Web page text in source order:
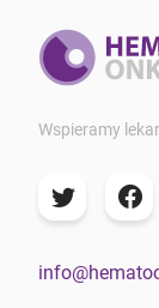
Wspieramy